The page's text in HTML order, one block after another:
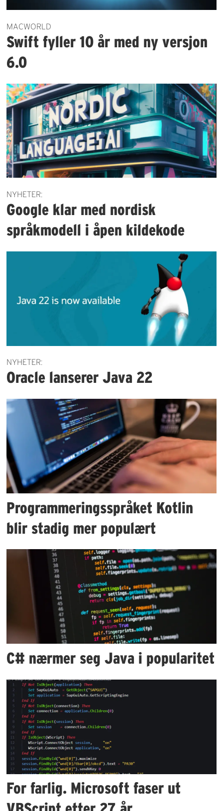
MACWORLD
Swift fyller 10 år med ny versjon
6.0
NYHETER:
Google klar med nordisk
språkmodell i åpen kildekode
NYHETER:
Oracle lanserer Java 22
Programmeringsspråket Kotlin
blir stadig mer populært
C# nærmer seg Java i popularitet
For farlig. Microsoft faser ut